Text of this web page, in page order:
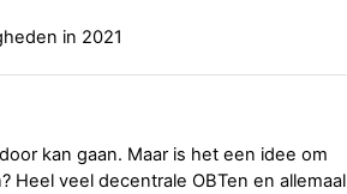
in 2021
kan gaan. Maar is het een idee om
Heel veel decentrale OBTen en allemaal